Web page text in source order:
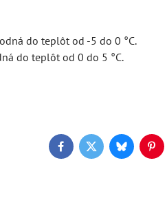
do teplôt od -5 do 0 °C.
do teplôt od 0 do 5 °C.
FacebookTwitterBluesky